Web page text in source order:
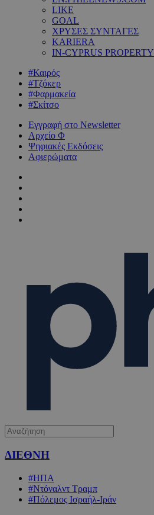
LIKE
GOAL
ΧΡΥΣΕΣ ΣΥΝΤΑΓΕΣ
KARIERA
IN-CYPRUS PROPERTY
#Καιρός
#Τζόκερ
#Φαρμακεία
#Σκίτσο
Εγγραφή στο Newsletter
Αρχείο Φ
Ψηφιακές Εκδόσεις
Αφιερώματα
ΔΙΕΘΝΗ
#ΗΠΑ
#Ντόναλντ Τραμπ
#Πόλεμος Ισραήλ-Ιράν